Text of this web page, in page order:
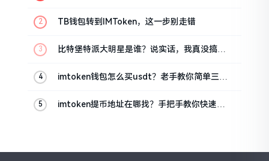
TB钱包转到IMToken，这一步别走错
比特堡特派大明星是谁？说实话，我真没搞明
imtoken钱包怎么买usdt？老手教你简单三步
imtoken提币地址在哪找？手把手教你快速查